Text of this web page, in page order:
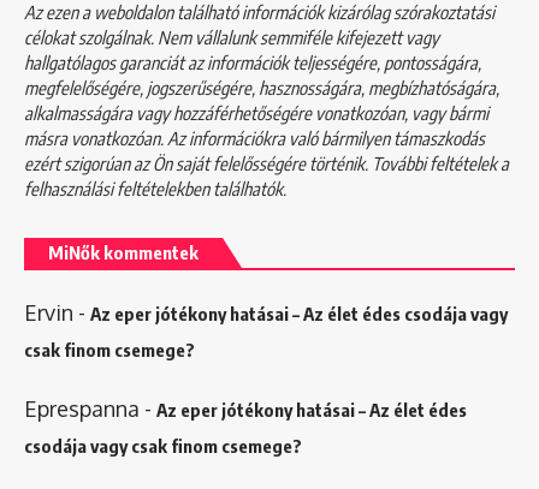
Az ezen a weboldalon található információk kizárólag szórakoztatási
célokat szolgálnak. Nem vállalunk semmiféle kifejezett vagy
hallgatólagos garanciát az információk teljességére, pontosságára,
megfelelőségére, jogszerűségére, hasznosságára, megbízhatóságára,
alkalmasságára vagy hozzáférhetőségére vonatkozóan, vagy bármi
másra vonatkozóan. Az információkra való bármilyen támaszkodás
ezért szigorúan az Ön saját felelősségére történik. További feltételek a
felhasználási feltételekbentalálhatók.
MiNők kommentek
Ervin - Az eper jótékony hatásai – Az élet édes csodája vagy
csak finom csemege?
Eprespanna - Az eper jótékony hatásai – Az élet édes
csodája vagy csak finom csemege?